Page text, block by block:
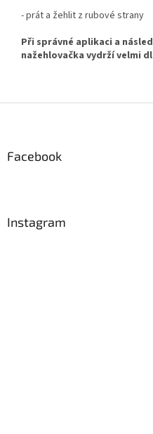
- prát a žehlit z rubové strany
Při správné aplikaci a
nažehlovačka vydrží velmi
Facebook
Instagram